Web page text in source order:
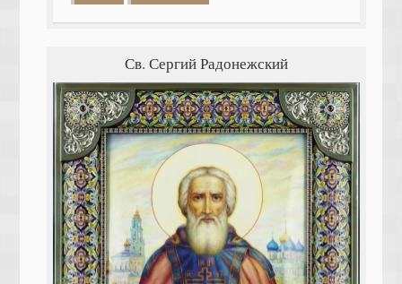
Св. Сергий Радонежский